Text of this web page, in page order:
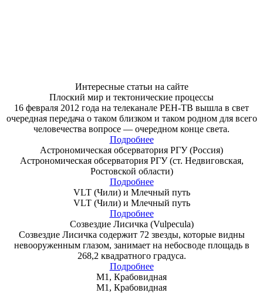
Интересные статьи на сайте
Плоский мир и тектонические процессы
16 февраля 2012 года на телеканале РЕН-ТВ вышла в свет
очередная передача о таком близком и таком родном для всего
человечества вопросе — очередном конце света.
Подробнее
Астрономическая обсерватория РГУ (Россия)
Астрономическая обсерватория РГУ (ст. Недвиговская,
Ростовской области)
Подробнее
VLT (Чили) и Млечный путь
VLT (Чили) и Млечный путь
Подробнее
Созвездие Лисичка (Vulpecula)
Созвездие Лисичка содержит 72 звезды, которые видны
невооруженным глазом, занимает на небосводе площадь в
268,2 квадратного градуса.
Подробнее
M1, Крабовидная
M1, Крабовидная